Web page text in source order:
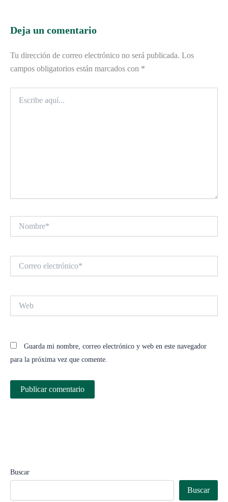
Deja un comentario
Tu dirección de correo electrónico no será publicada. Los
campos obligatorios están marcados con *
aquí...
electrónico*
Guarda mi nombre, correo electrónico y web en este navegador
para la próxima vez que comente.
Buscar
Buscar